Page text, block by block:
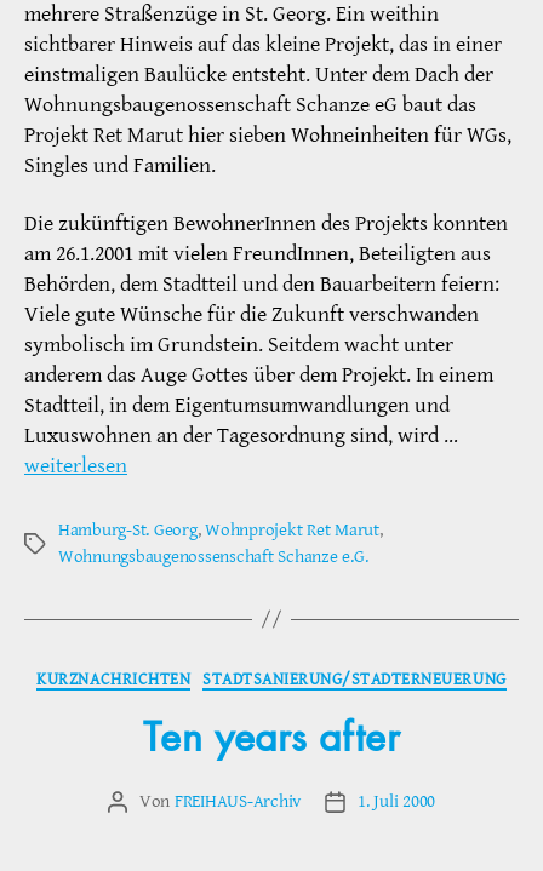
mehrere Straßenzüge in St. Georg. Ein weithin
sichtbarer Hinweis auf das kleine Projekt, das in einer
einstmaligen Baulücke entsteht. Unter dem Dach der
Wohnungsbaugenossenschaft Schanze eG baut das
Projekt Ret Marut hier sieben Wohneinheiten für WGs,
Singles und Familien.
Die zukünftigen BewohnerInnen des Projekts konnten
am 26.1.2001 mit vielen FreundInnen, Beteiligten aus
Behörden, dem Stadtteil und den Bauarbeitern feiern:
Viele gute Wünsche für die Zukunft verschwanden
symbolisch im Grundstein. Seitdem wacht unter
anderem das Auge Gottes über dem Projekt. In einem
Stadtteil, in dem Eigentumsumwandlungen und
Luxuswohnen an der Tagesordnung sind, wird …
weiterlesen
Schlagwörter
Hamburg-St. Georg,Wohnprojekt Ret Marut,
Wohnungsbaugenossenschaft Schanze e.G.
Kategorien
KURZNACHRICHTEN STADTSANIERUNG/STADTERNEUERUNG
Ten years after
Beitragsautor
Von FREIHAUS-Archiv Veröffentlichungsdatum
1. Juli 2000